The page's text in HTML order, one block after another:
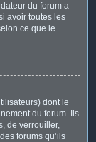
du forum a
avoir toutes les
ce que le
dont le
du forum. Ils
de verrouiller,
forums qu’ils